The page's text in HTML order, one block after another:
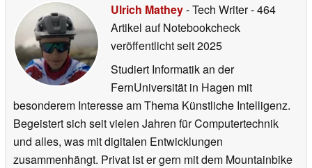
Ulrich Mathey- Tech Writer- 464
Artikel auf Notebookcheck
veröffentlichtseit 2025
Studiert Informatik an der
FernUniversität in Hagen mit
besonderem Interesse am Thema Künstliche Intelligenz.
Begeistert sich seit vielen Jahren für Computertechnik
und alles, was mit digitalen Entwicklungen
zusammenhängt. Privat ist er gern mit dem Mountainbike